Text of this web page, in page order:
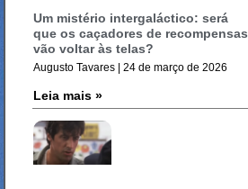
Um mistério intergaláctico: será
que os caçadores de recompensas
vão voltar às telas?
Augusto Tavares 24 de março de 2026
Leia mais »